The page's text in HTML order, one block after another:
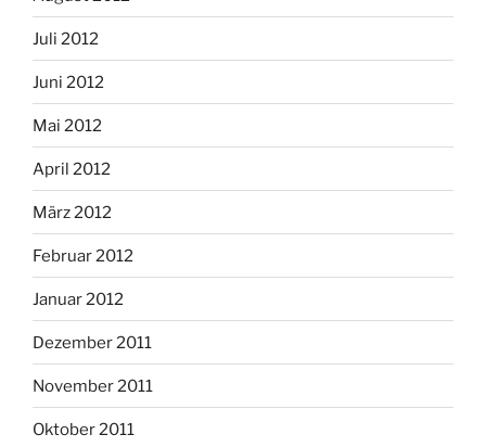
Juli 2012
Juni 2012
Mai 2012
April 2012
März 2012
Februar 2012
Januar 2012
Dezember 2011
November 2011
Oktober 2011